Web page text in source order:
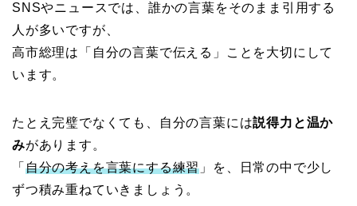
SNSやニュースでは、誰かの言葉をそのまま引用する
人が多いですが、
高市総理は「自分の言葉で伝える」ことを大切にして
います。
たとえ完璧でなくても、自分の言葉には説得力と温か
みがあります。
「 自分の考えを言葉にする練習 」を、日常の中で少し
ずつ積み重ねていきましょう。